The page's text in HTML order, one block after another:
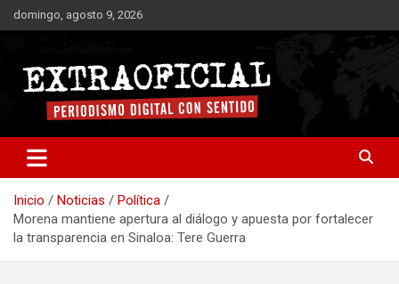
Saltar
al
domingo, agosto 9, 2026
Extraoficial
Inicio Noticias
Política
Morena mantiene apertura al diálogo y apuesta por fortalecer
la transparencia en Sinaloa: Tere Guerra